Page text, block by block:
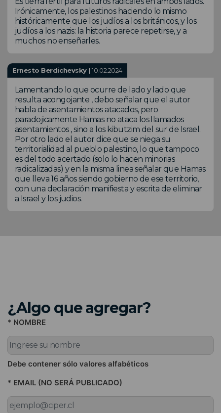
Irónicamente, los palestinos haciendo lo mismo
históricamente que los judíos a los británicos, y los
judíos a los nazis: la historia parece repetirse, y a
muchos no enseñarles.
Ernesto Berdichevsky |10.02.2024
Lamentando lo que ocurre de lado y lado que
resulta acongojante , debo señalar que el autor
habla de asentamientos atacados, pero
paradojicamente Hamas no ataca los llamados
asentamientos , sino a los kibutzim del sur de Israel.
Por otro lado el autor dice que se niega su
territorialidad al pueblo palestino, lo que tampoco
es del todo acertado (solo lo hacen minorias
radicalizadas) y en la misma linea señalar que Hamas
que lleva 16 años siendo gobierno de ese territorio,
con una declaración manifiesta y escrita de eliminar
a Israel y los judios.
¿Algo que agregar?
* NOMBRE
Debe contener sólo valores alfabéticos
* EMAIL (NO SERÁ PUBLICADO)